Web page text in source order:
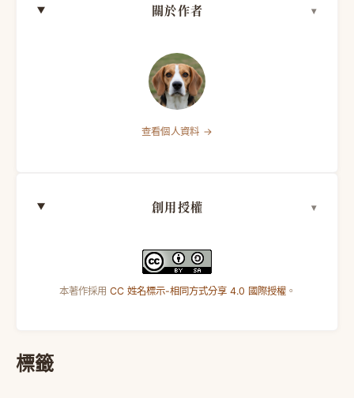
關於作者
查看個人資料 →
創用授權
本著作採用 CC 姓名標示-相同方式分享 4.0 國際授權。
標籤